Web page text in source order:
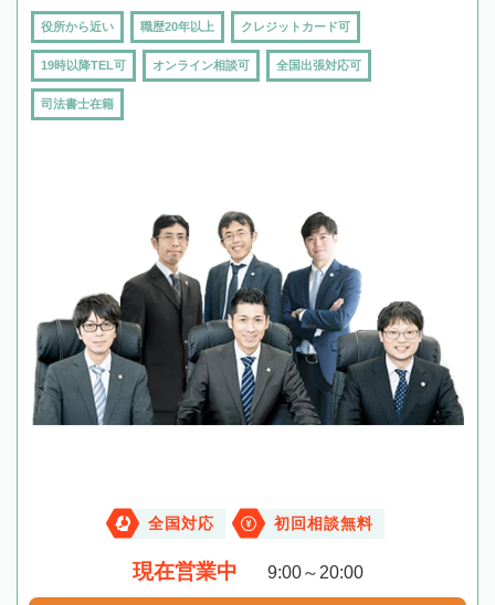
役所から近い 職歴20年以上 クレジットカード可
19時以降TEL可 オンライン相談可 全国出張対応可
司法書士在籍
全国対応 初回相談無料
現在営業中 9:00～20:00